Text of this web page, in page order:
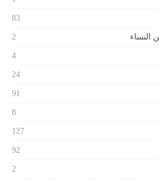
83
النساء 2
4
24
91
8
127
92
2